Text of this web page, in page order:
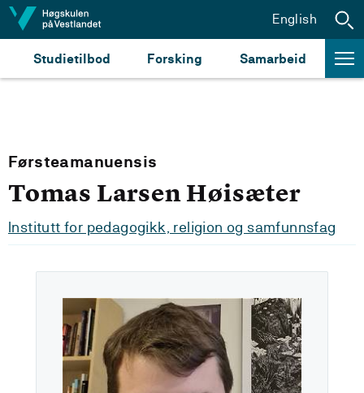
Hopp til innhald
Studietilbod Forsking Samarbeid
English
Førsteamanuensis
Tomas Larsen Høisæter
Institutt for pedagogikk, religion og samfunnsfag